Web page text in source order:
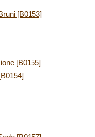
[B0153]
[B0155]